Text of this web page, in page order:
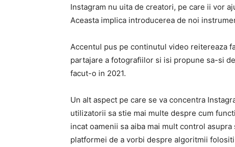
Instagram nu uita de creatori, pe care ii vor
Aceasta implica introducerea de noi
Accentul pus pe continutul video reitereaza
partajare a fotografiilor si isi propune sa-si
facut-o in 2021.
Un alt aspect pe care se va concentra
utilizatorii sa stie mai multe despre cum
incat oamenii sa aiba mai mult control
platformei de a vorbi despre algoritmii